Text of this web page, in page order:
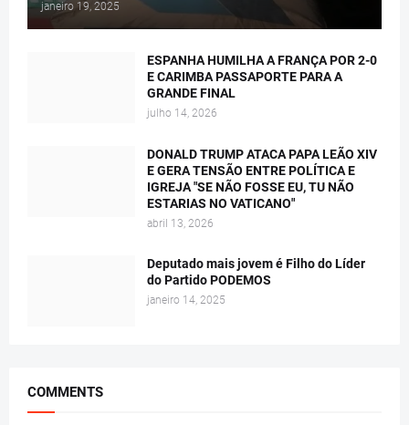
janeiro 19, 2025
ESPANHA HUMILHA A FRANÇA POR 2-0
E CARIMBA PASSAPORTE PARA A
GRANDE FINAL
julho 14, 2026
DONALD TRUMP ATACA PAPA LEÃO XIV
E GERA TENSÃO ENTRE POLÍTICA E
IGREJA "SE NÃO FOSSE EU, TU NÃO
ESTARIAS NO VATICANO"
abril 13, 2026
Deputado mais jovem é Filho do Líder
do Partido PODEMOS
janeiro 14, 2025
COMMENTS